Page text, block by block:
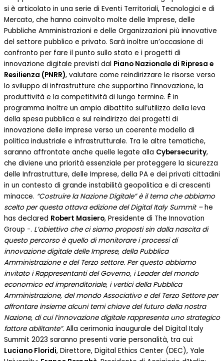
si è articolato in una serie di Eventi Territoriali, Tecnologici e di
Mercato, che hanno coinvolto molte delle Imprese, delle
Pubbliche Amministrazioni e delle Organizzazioni più innovative
del settore pubblico e privato. Sarà inoltre un’occasione di
confronto per fare il punto sullo stato e i progetti di
innovazione digitale previsti dal Piano Nazionale di Ripresa e
Resilienza (PNRR), valutare come reindirizzare le risorse verso
lo sviluppo di infrastrutture che supportino l’innovazione, la
produttività e la competitività di lungo termine. È in
programma inoltre un ampio dibattito sull’utilizzo della leva
della spesa pubblica e sul reindirizzo dei progetti di
innovazione delle imprese verso un coerente modello di
politica industriale e infrastrutturale. Tra le altre tematiche,
saranno affrontate anche quelle legate alla Cybersecurity,
che diviene una priorità essenziale per proteggere la sicurezza
delle Infrastrutture, delle Imprese, della PA e dei privati cittadini
in un contesto di grande instabilità geopolitica e di crescenti
minacce. “Costruire la Nazione Digitale” è il tema che abbiamo
scelto per questa ottava edizione del Digital Italy Summit –he
has declared Robert Masiero, Presidente di The Innovation
Group -. L’obiettivo che ci siamo proposti sin dalla nascita di
questo percorso è quello di monitorare i processi di
innovazione digitale delle Imprese, della Pubblica
Amministrazione e del Terzo settore. Per questo abbiamo
invitato i Rappresentanti del Governo, i Leader del mondo
economico ed imprenditoriale, i vertici della Pubblica
Amministrazione, del mondo Associativo e del Terzo Settore per
affrontare insieme alcuni temi chiave del futuro della nostra
Nazione, di cui l’innovazione digitale rappresenta uno strategico
fattore abilitante”. Alla cerimonia inaugurale del Digital Italy
Summit 2023 saranno presenti varie personalità, tra cui:
Luciano Floridi, Direttore, Digital Ethics Center (DEC), Yale